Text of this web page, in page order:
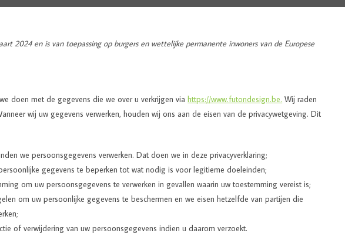
2024 en is van toepassing op burgers en wettelijke permanente inwoners van de Europese
doen met de gegevens die we over u verkrijgen viahttps://www.futondesign.be. Wij raden
wij uw gegevens verwerken, houden wij ons aan de eisen van de privacywetgeving. Dit
we persoonsgegevens verwerken. Dat doen we in deze privacyverklaring;
gegevens te beperken tot wat nodig is voor legitieme doeleinden;
om uw persoonsgegevens te verwerken in gevallen waarin uw toestemming vereist is;
om uw persoonlijke gegevens te beschermen en we eisen hetzelfde van partijen die
of verwijdering van uw persoonsgegevens indien u daarom verzoekt.